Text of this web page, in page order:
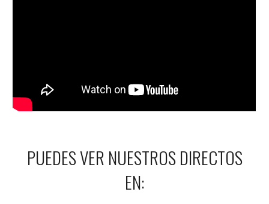
PUEDES VER NUESTROS DIRECTOS
EN: